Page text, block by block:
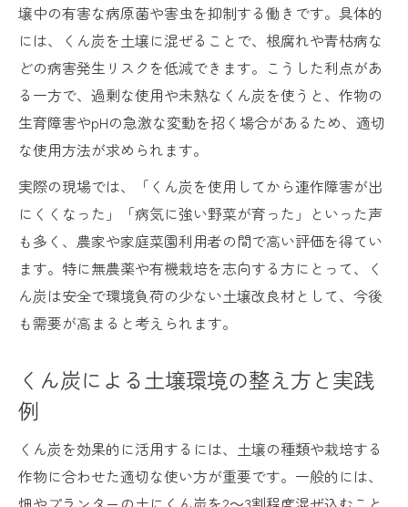
土壌改良へ導くくん炭の基礎知識と仕組み
くん炭の土壌改良効果と菌抑制の関係性
くん炭の基礎知識と安全な取り扱い方法
くん炭の多孔質構造がもたらすメリット
くん炭の施用による土壌改良の進め方
くん炭によるpH調整と保水性向上の実際
くん炭のpH調整効果とその活用ポイント
くん炭で土壌の保水性と排水性を高める方
法
くん炭と石灰の違いと使い分けのコツ
くん炭を活かした土壌環境の最適化術
くん炭の菌抑制メカニズムを科学的に解説
くん炭の効果はどのように現れるのか
壌中の有害な病原菌や害虫を抑制する働きです。具体的
には、くん炭を土壌に混ぜることで、根腐れや青枯病な
どの病害発生リスクを低減できます。こうした利点があ
る一方で、過剰な使用や未熟なくん炭を使うと、作物の
生育障害やpHの急激な変動を招く場合があるため、適切
な使用方法が求められます。
実際の現場では、「くん炭を使用してから連作障害が出
にくくなった」「病気に強い野菜が育った」といった声
も多く、農家や家庭菜園利用者の間で高い評価を得てい
ます。特に無農薬や有機栽培を志向する方にとって、く
ん炭は安全で環境負荷の少ない土壌改良材として、今後
も需要が高まると考えられます。
くん炭による土壌環境の整え方と実践
例
くん炭を効果的に活用するには、土壌の種類や栽培する
作物に合わせた適切な使い方が重要です。一般的には、